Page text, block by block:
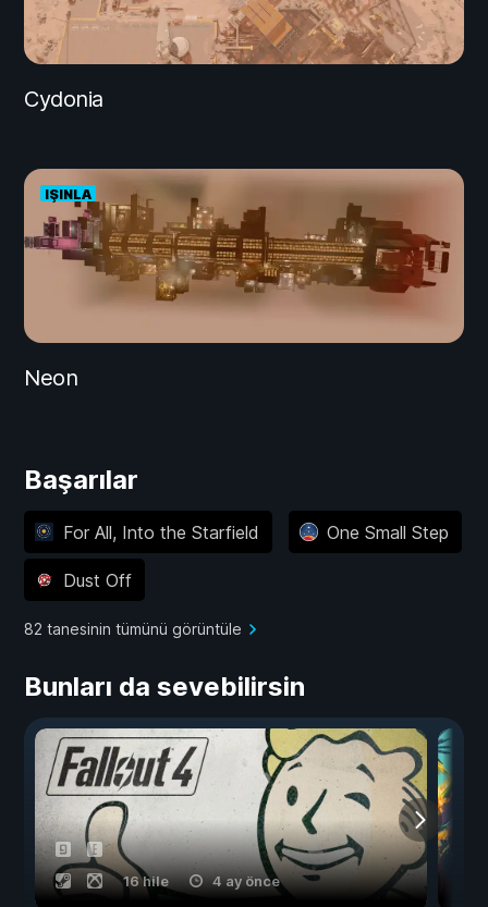
Cydonia
IŞINLA
Neon
Başarılar
For All, Into the Starfield One Small Step
Dust Off
82 tanesinin tümünü görüntüle
Bunları da sevebilirsin
16 hile 4 ay önce